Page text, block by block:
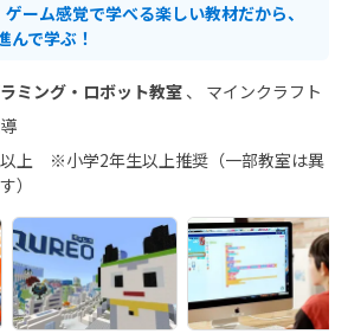
ーム感覚で学べる楽しい教材だから、
んで学ぶ！
ミング・ロボット教室
マインクラフト
上 ※小学2年生以上推奨（一部教室は異
）